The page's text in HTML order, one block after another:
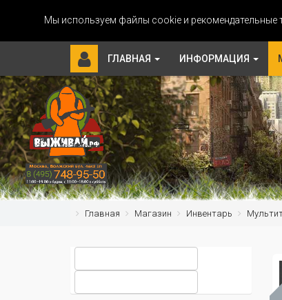
Мы используем файлы cookie и рекомендательные
ГЛАВНАЯ ИНФОРМАЦИЯ
Главная Магазин Инвентарь